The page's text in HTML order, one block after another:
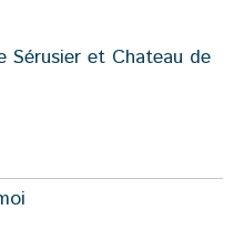
Sérusier et Chateau de